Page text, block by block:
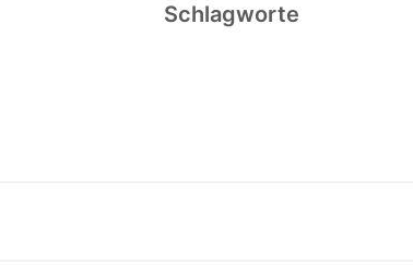
Schlagworte